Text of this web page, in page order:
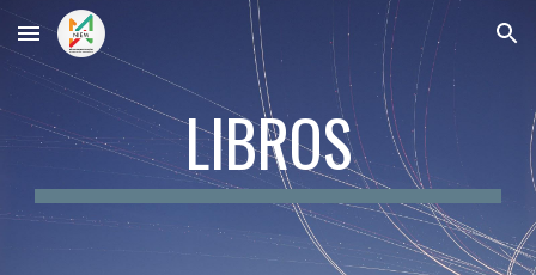
Skip to main content Skip to navigation
LIBROS